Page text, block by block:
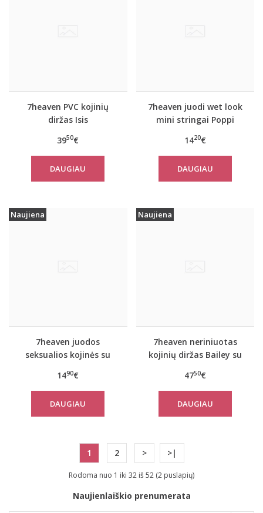
7heaven PVC kojinių
diržas Isis
3950€
DAUGIAU
7heaven juodi wet look
mini stringai Poppi
1420€
DAUGIAU
Naujiena
7heaven juodos
seksualios kojinės su
1490€
DAUGIAU
Naujiena
7heaven neriniuotas
kojinių diržas Bailey su
4750€
DAUGIAU
1 2 > >|
Rodoma nuo 1 iki 32 iš 52 (2 puslapių)
Naujienlaiškio prenumerata